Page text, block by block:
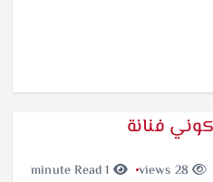
28 views